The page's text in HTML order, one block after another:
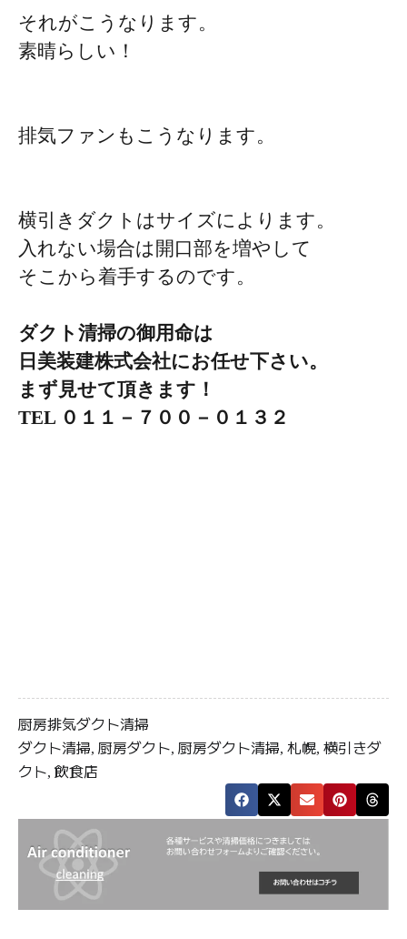
それがこうなります。
素晴らしい！
排気ファンもこうなります。
横引きダクトはサイズによります。
入れない場合は開口部を増やして
そこから着手するのです。
ダクト清掃の御用命は
日美装建株式会社にお任せ下さい。
まず見せて頂きます！
TEL ０１１－７００－０１３２
厨房排気ダクト清掃
ダクト清掃, 厨房ダクト, 厨房ダクト清掃, 札幌, 横引きダ
クト, 飲食店